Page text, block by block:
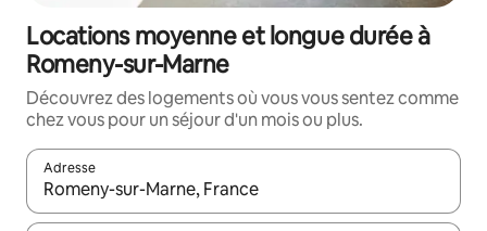
Locations moyenne et longue durée à
Romeny-sur-Marne
Découvrez des logements où vous vous sentez comme
chez vous pour un séjour d'un mois ou plus.
Adresse
Lorsque les résultats s'affichent, utilisez les flèches vers le